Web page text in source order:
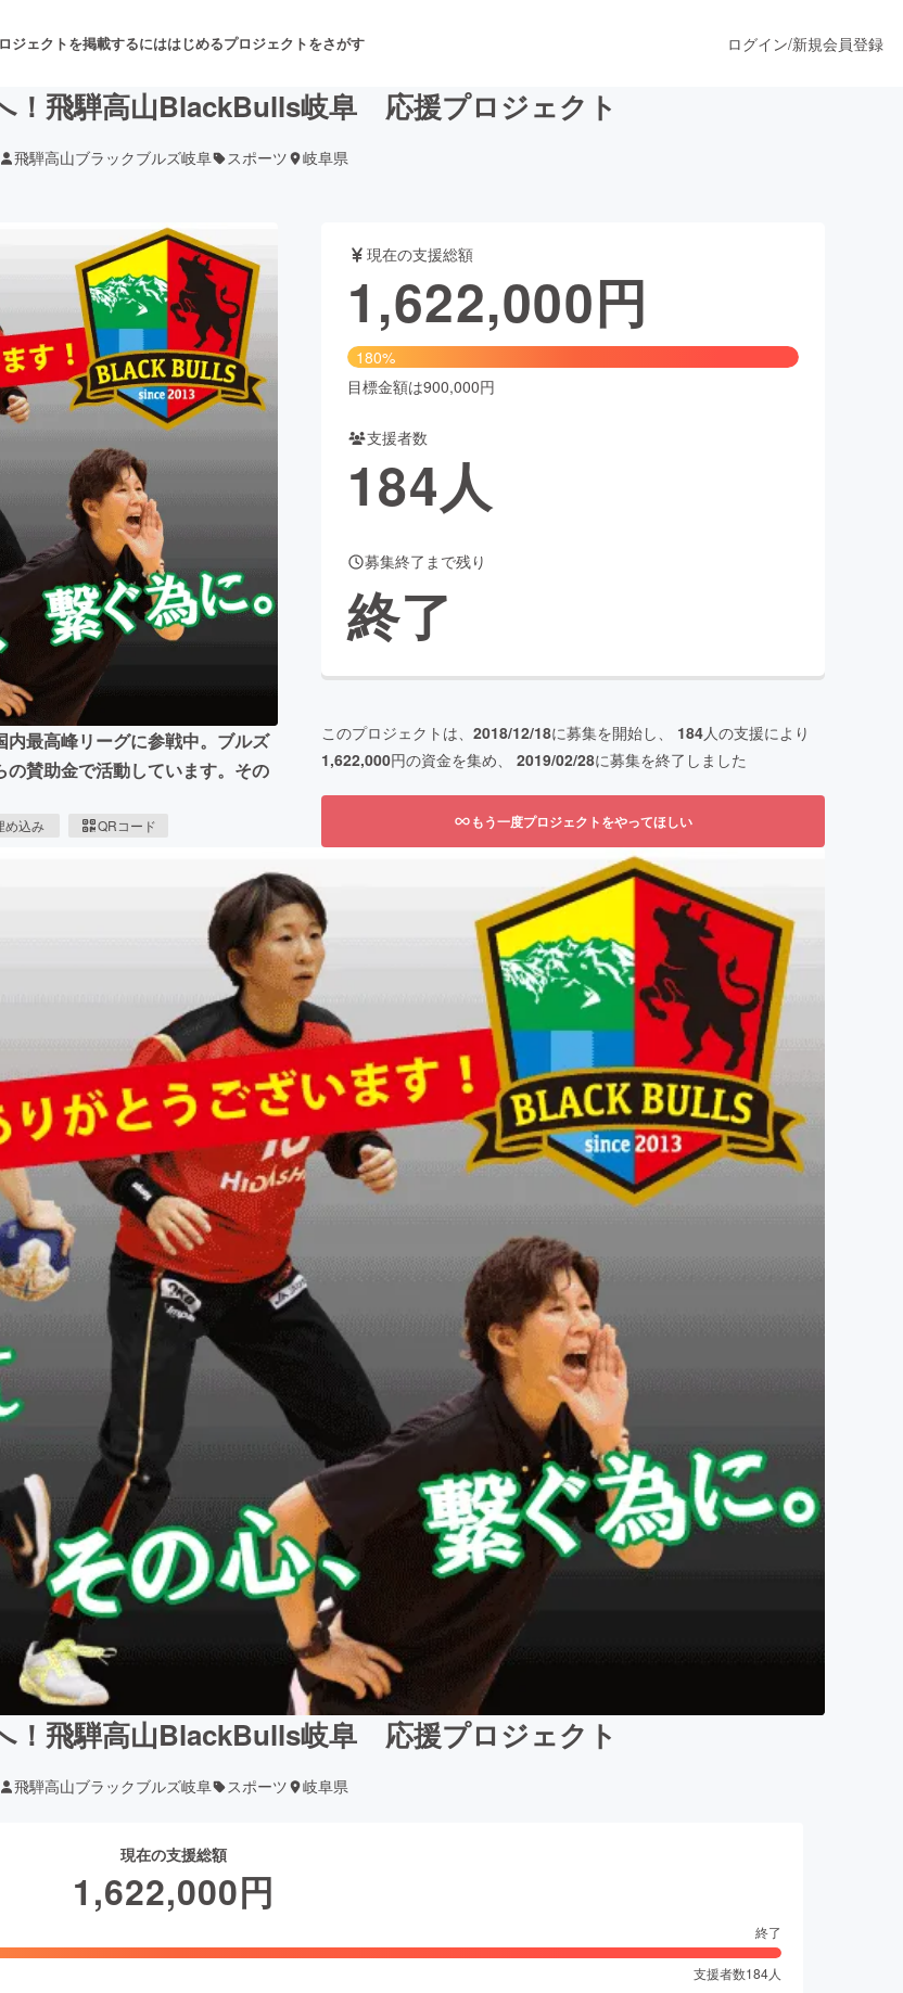
ジェクトを掲載するにははじめるプロジェクトをさがす
舞台・パフォーマンス
サービス開発 フード・飲食店 ファッション
誌出版 アニメ・漫画
ビューティー・ヘルスケア
CAMPFIRE for Social Good CAMPFIRE Creation
CAMPFIREふるさと納税machi-yaコミュニティ
ログイン/新規会員登録
！飛騨高山BlackBulls岐阜 応援プロジェクト
飛騨高山ブラックブルズ岐阜 スポーツ 岐阜県
最高峰リーグに参戦中。ブルズ
賛助金で活動しています。その
め込み QRコード
現在の支援総額
1,622,000円
180%
目標金額は900,000円
支援者数
184人
募集終了まで残り
終了
このプロジェクトは、 2018/12/18に募集を開始し、 184人の支援により
1,622,000円の資金を集め、 2019/02/28に募集を終了しました
もう一度プロジェクトをやってほしい
！飛騨高山BlackBulls岐阜 応援プロジェクト
飛騨高山ブラックブルズ岐阜 スポーツ 岐阜県
現在の支援総額
1,622,000円
終了
支援者数184人